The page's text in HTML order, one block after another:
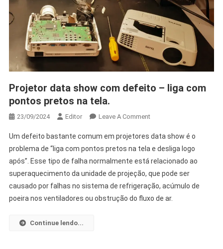
Projetor data show com defeito – liga com
pontos pretos na tela.
23/09/2024 Editor Leave A Comment
Um defeito bastante comum em projetores data show é o
problema de “liga com pontos pretos na tela e desliga logo
após”. Esse tipo de falha normalmente está relacionado ao
superaquecimento da unidade de projeção, que pode ser
causado por falhas no sistema de refrigeração, acúmulo de
poeira nos ventiladores ou obstrução do fluxo de ar.
Continue lendo...